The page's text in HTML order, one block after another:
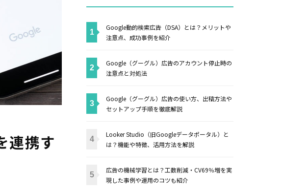
連携す
Google動的検索広告（DSA）とは？メリットや
注意点、成功事例を紹介
Google（グーグル）広告のアカウント停止時の
注意点と対処法
Google（グーグル）広告の使い方、出稿方法や
セットアップ手順を徹底解説
Looker Studio（旧Googleデータポータル）と
は？機能や特徴、活用方法を解説
広告の機械学習とは？工数削減・CV69％増を実
現した事例や運用のコツも紹介